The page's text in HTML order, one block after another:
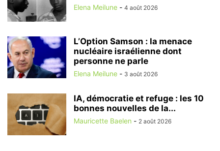
Elena Meilune - 4 août 2026
L’Option Samson : la menace
nucléaire israélienne dont
personne ne parle
Elena Meilune - 3 août 2026
IA, démocratie et refuge : les 10
bonnes nouvelles de la...
Mauricette Baelen - 2 août 2026